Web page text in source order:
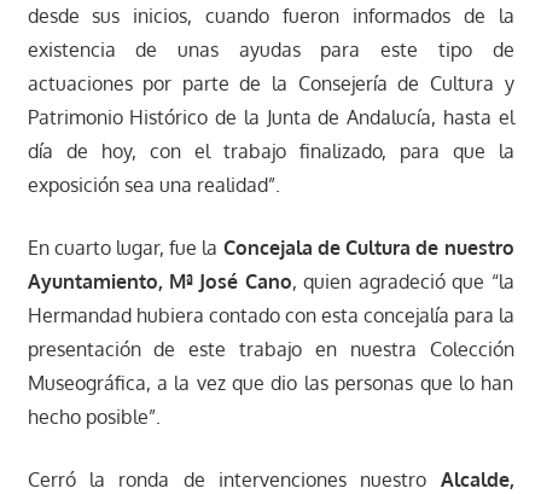
desde sus inicios, cuando fueron informados de la
existencia de unas ayudas para este tipo de
actuaciones por parte de la Consejería de Cultura y
Patrimonio Histórico de la Junta de Andalucía, hasta el
día de hoy, con el trabajo finalizado, para que la
exposición sea una realidad”.
En cuarto lugar, fue la Concejala de Cultura de nuestro
Ayuntamiento, Mª José Cano, quien agradeció que “la
Hermandad hubiera contado con esta concejalía para la
presentación de este trabajo en nuestra Colección
Museográfica, a la vez que dio las personas que lo han
hecho posible”.
Cerró la ronda de intervenciones nuestro Alcalde,